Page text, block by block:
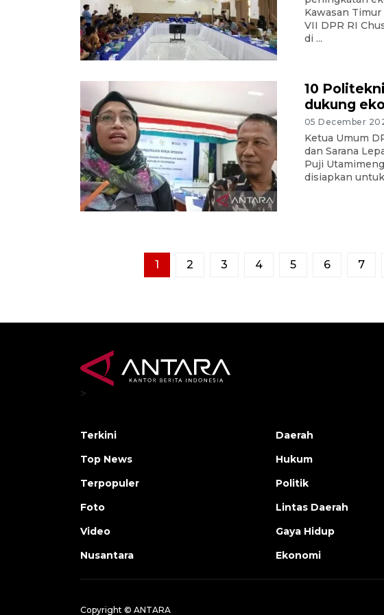
Kawasan
VII DPR RI
di ...
10
dukung
05 December
Ketua Umum
dan Sarana
Puji
disiapkan
1 2 3 4 5 6 7
>
Terkini
Top News
Terpopuler
Foto
Video
Nusantara
Daerah
Hukum
Politik
Lintas Daerah
Gaya Hidup
Ekonomi
Copyright © ANTARA